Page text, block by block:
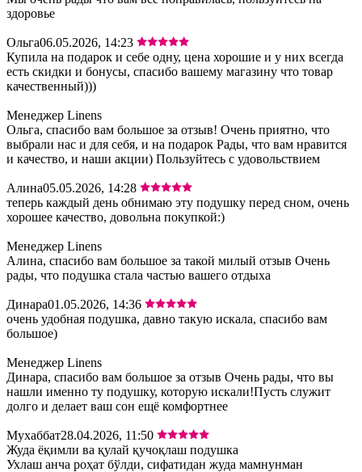
здоровье
Ольга06.05.2026, 14:23
Купила на подарок и себе одну, цена хорошие и у них всегда
есть скидки и бонусы, спасибо вашему магазину что товар
качественный)))
Менеджер Linens
Ольга, спасибо вам большое за отзыв! Очень приятно, что
выбрали нас и для себя, и на подарок Рады, что вам нравится
и качество, и наши акции) Пользуйтесь с удовольствием
Алина05.05.2026, 14:28
теперь каждый день обнимаю эту подушку перед сном, очень
хорошее качество, довольна покупкой:)
Менеджер Linens
Алина, спасибо вам большое за такой милый отзыв Очень
рады, что подушка стала частью вашего отдыха
Динара01.05.2026, 14:36
очень удобная подушка, давно такую искала, спасибо вам
большое)
Менеджер Linens
Динара, спасибо вам большое за отзыв Очень рады, что вы
нашли именно ту подушку, которую искали!Пусть служит
долго и делает ваш сон ещё комфортнее
Мухаббат28.04.2026, 11:50
Жуда ёқимли ва қулай қучоқлаш подушка
Ухлаш анча роҳат бўлди, сифатидан жуда мамнунман